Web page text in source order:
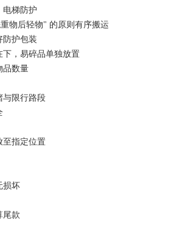
电梯防护
物后轻物" 的原则有序搬运
防护包装
下，易碎品单独放置
品数量
与限行路段
至指定位置
损坏
尾款